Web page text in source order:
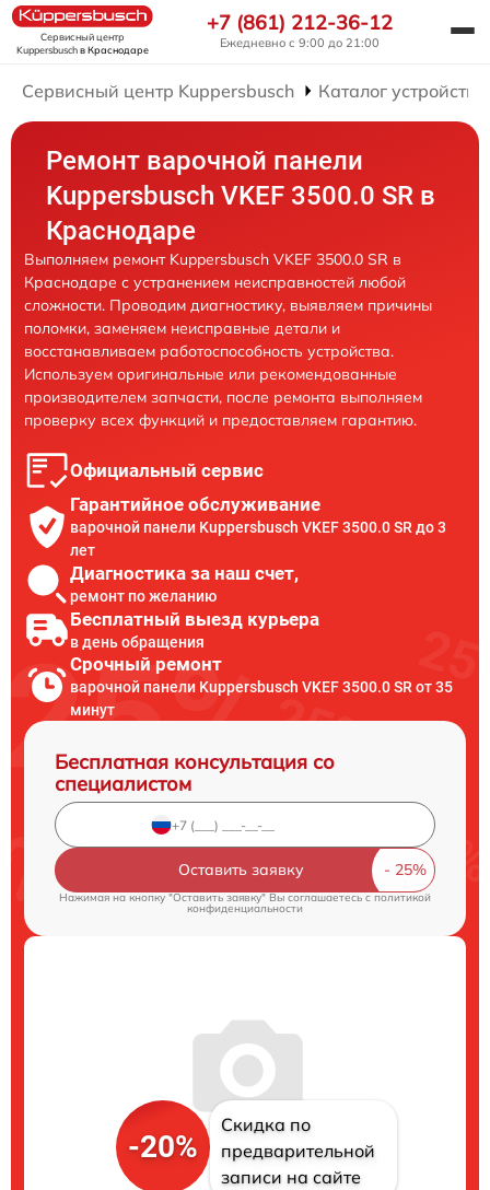
Сервисный центр
Kuppersbuschв Краснодаре
+7 (861) 212-36-12
Ежедневно с 9:00 до 21:00
Сервисный центр Kuppersbusch Каталог устройств
Ремонт варочной панели
Kuppersbusch VKEF 3500.0 SR в
Краснодаре
Выполняем ремонт Kuppersbusch VKEF 3500.0 SR в
Краснодаре с устранением неисправностей любой
сложности. Проводим диагностику, выявляем причины
поломки, заменяем неисправные детали и
восстанавливаем работоспособность устройства.
Используем оригинальные или рекомендованные
производителем запчасти, после ремонта выполняем
проверку всех функций и предоставляем гарантию.
Официальный сервис
Гарантийное обслуживание
варочной панели Kuppersbusch VKEF 3500.0 SR до 3
лет
Диагностика за наш счет,
ремонт по желанию
Бесплатный выезд курьера
в день обращения
Срочный ремонт
варочной панели Kuppersbusch VKEF 3500.0 SR от 35
минут
Бесплатная консультация со
специалистом
Оставить заявку
Нажимая на кнопку "Оставить заявку" Вы соглашаетесь c политикой
конфиденциальности
-20%
Скидка по
предварительной
записи на сайте